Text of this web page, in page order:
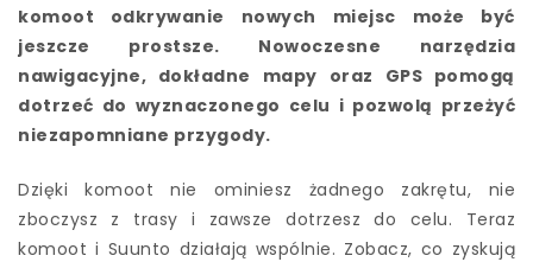
komoot odkrywanie nowych miejsc może być
jeszcze prostsze. Nowoczesne narzędzia
nawigacyjne, dokładne mapy oraz GPS pomogą
dotrzeć do wyznaczonego celu i pozwolą przeżyć
niezapomniane przygody.
Dzięki komoot nie ominiesz żadnego zakrętu, nie
zboczysz z trasy i zawsze dotrzesz do celu. Teraz
komoot i Suunto działają wspólnie. Zobacz, co zyskują